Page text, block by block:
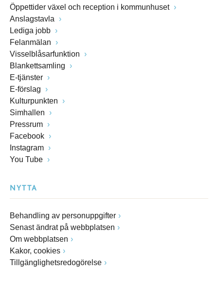
Öppettider växel och reception i kommunhuset
Anslagstavla
Lediga jobb
Felanmälan
Visselblåsarfunktion
Blankettsamling
E-tjänster
E-förslag
Kulturpunkten
Simhallen
Pressrum
Facebook
Instagram
You Tube
NYTTA
Behandling av personuppgifter
Senast ändrat på webbplatsen
Om webbplatsen
Kakor, cookies
Tillgänglighetsredogörelse